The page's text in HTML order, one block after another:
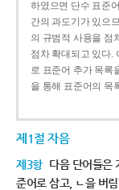
하였으면 단수 표준
간의 과도기가 있으
의 규범적 사용을 점
점차 확대되고 있다.
로 표준어 추가 목록
을 통해 표준어의 목
제1절 자음
제3항 다음 단어들은
준어로 삼고, ㄴ을 버